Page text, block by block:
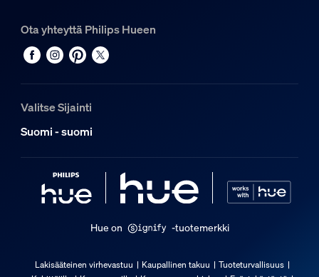
Materiaali
Synteettinen
Kestävyys
Nimelliskäyttöikä
25 000
Yleistä
Suunniteltu erityisesti
Olohuone, Makuuhuone, Toimisto, Työhuone, Keittiö
Virtalähde
Ota yhteyttä Philips Hueen
Valitse Sijainti
Suomi - suomi
Hue on -tuotemerkki
Lakisääteinen virhevastuu Kaupallinen takuu
Tuoteturvallisuus